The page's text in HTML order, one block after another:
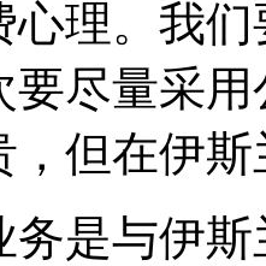
心理。我
要尽量采
，但在伊
务是与伊